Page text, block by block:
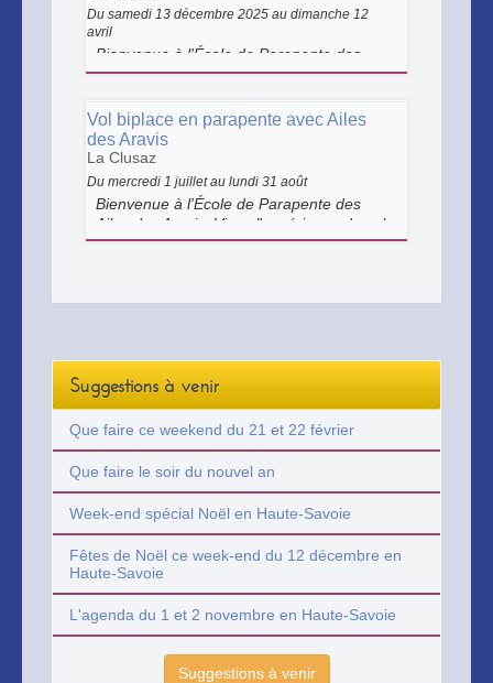
Du samedi 13 décembre 2025 au dimanche 12
avril
Bienvenue à l'École de Parapente des
Ailes des Aravis. Vivez l'expérience du vol
Vol biplace en parapente avec Ailes
des Aravis
La Clusaz
Du mercredi 1 juillet au lundi 31 août
Bienvenue à l'École de Parapente des
Ailes des Aravis. Vivez l'expérience du vol
libre dans les Aravis !
Suggestions à venir
Que faire ce weekend du 21 et 22 février
Que faire le soir du nouvel an
Week-end spécial Noël en Haute-Savoie
Fêtes de Noël ce week-end du 12 décembre en
Haute-Savoie
L'agenda du 1 et 2 novembre en Haute-Savoie
Suggestions à venir